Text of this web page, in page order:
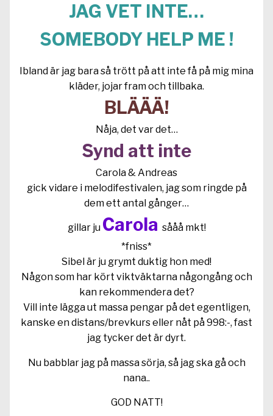
JAG VET INTE…
SOMEBODY HELP ME !
Ibland är jag bara så trött på att inte få på mig mina
kläder, jojar fram och tillbaka.
BLÄÄÄ!
Nåja, det var det…
Synd att inte
Carola & Andreas
gick vidare i melodifestivalen, jag som ringde på
dem ett antal gånger…
gillar ju Carola sååå mkt!
*fniss*
Sibel är ju grymt duktig hon med!
Någon som har kört viktväktarna någongång och
kan rekommendera det?
Vill inte lägga ut massa pengar på det egentligen,
kanske en distans/brevkurs eller nåt på 998:-, fast
jag tycker det är dyrt.
Nu babblar jag på massa sörja, så jag ska gå och
nana..
GOD NATT!